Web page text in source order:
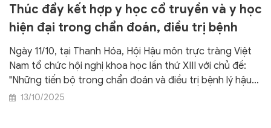
Thúc đẩy kết hợp y học cổ truyền và y học
hiện đại trong chẩn đoán, điều trị bệnh
Ngày 11/10, tại Thanh Hóa, Hội Hậu môn trực tràng Việt
Nam tổ chức hội nghị khoa học lần thứ XIII với chủ đề:
"Những tiến bộ trong chẩn đoán và điều trị bệnh lý hậu
môn trực tràng, kết hợp y học hiện đại và y học cổ
13/10/2025